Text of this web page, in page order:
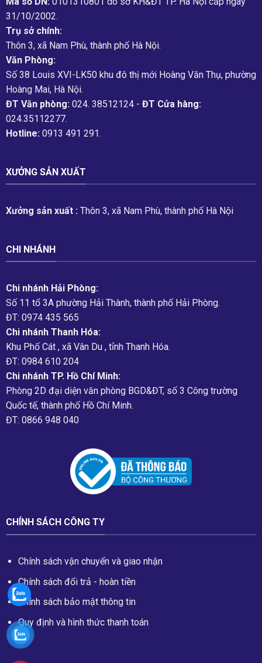
31/10/2002.
Trụ sở chính:
Thôn 3, xã Nam Phù, thành phố Hà Nội.
Văn Phòng:
Số 38 Louis XVI-LK50 khu đô thị mới Hoàng Văn Thụ, phường
Hoàng Mai, Hà Nội.
ĐT Văn phòng:024. 38512124 - ĐT Cửa hàng:
024.35112277.
Hotline:0913 491 291.
XƯỞNG SẢN XUẤT
Xưởng sản xuất :Thôn 3, xã Nam Phù, thành phố Hà Nội
CHI NHÁNH
Chi nhánh Hải Phòng:
Số 11 tổ 3A phường Hải Thành, thành phố Hải Phòng.
ĐT: 0974 435 565
Chi nhánh Thanh Hóa:
Khu Phố Cát , xã Vân Du , tỉnh Thanh Hóa.
ĐT: 0984 610 204
Chi nhánh TP. Hồ Chí Minh:
Phòng 2D đại diện văn phòng BGD&ĐT, số 3 Công trường
Quốc tế, thành phố Hồ Chí Minh.
ĐT: 0866 948 040
CHÍNH SÁCH CÔNG TY
Chính sách vận chuyển và giao nhận
Chính sách đổi trả - hoàn tiền
Chính sách bảo mật thông tin
Quy định và hình thức thanh toán